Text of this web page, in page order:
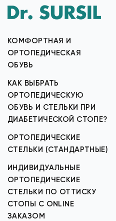
КОМФОРТНАЯ И
ОРТОПЕДИЧЕСКАЯ
ОБУВЬ
КАК ВЫБРАТЬ
ОРТОПЕДИЧЕСКУЮ
ОБУВЬ И СТЕЛЬКИ ПРИ
ДИАБЕТИЧЕСКОЙ СТОПЕ?
ОРТОПЕДИЧЕСКИЕ
СТЕЛЬКИ (СТАНДАРТНЫЕ)
ИНДИВИДУАЛЬНЫЕ
ОРТОПЕДИЧЕСКИЕ
СТЕЛЬКИ ПО ОТТИСКУ
СТОПЫ С ONLINE
ЗАКАЗОМ